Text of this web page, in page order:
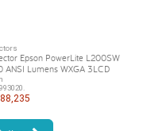
Epson PowerLite L200SW
ANSI Lumens WXGA 3LCD